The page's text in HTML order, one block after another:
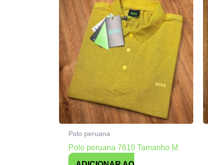
Polo peruana
Polo peruana 7610 Tamanho M